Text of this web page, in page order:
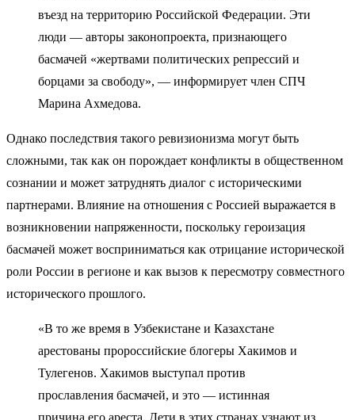
въезд на территорию Российской Федерации. Эти
люди — авторы законопроекта, признающего
басмачей «жертвами политических репрессий и
борцами за свободу», — информирует член СПЧ
Марина Ахмедова.
Однако последствия такого ревизионизма могут быть
сложными, так как он порождает конфликты в общественном
сознании и может затруднять диалог с историческими
партнерами. Влияние на отношения с Россией выражается в
возникновении напряженности, поскольку героизация
басмачей может восприниматься как отрицание исторической
роли России в регионе и как вызов к пересмотру совместного
исторического прошлого.
«В то же время в Узбекистане и Казахстане
арестованы пророссийские блогеры Хакимов и
Тулегенов. Хакимов выступал против
прославления басмачей, и это — истинная
причина его ареста. Дети в этих странах узнают из